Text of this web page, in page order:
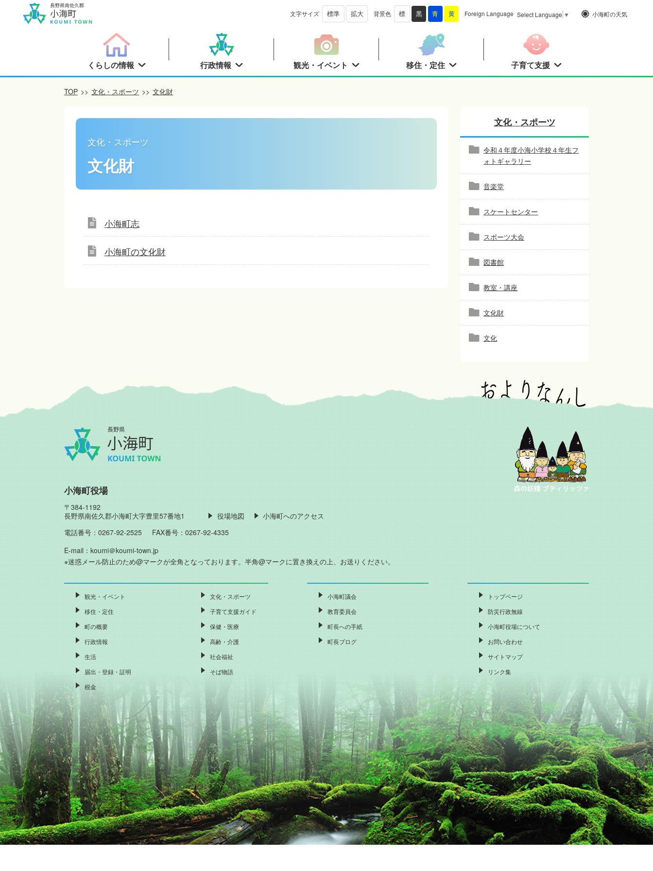
文字サイズ 標準 拡大 背景色 標 黒 青 黄 Foreign Language Select Language ▼ 小海町の天気
くらしの情報 行政情報 観光・イベント 移住・定住 子育て支援
TOP >> 文化・スポーツ >> 文化財
文化・スポーツ
文化財
小海町志
小海町の文化財
文化・スポーツ
令和４年度小海小学校４年生フ
ォトギャラリー
音楽堂
スケートセンター
スポーツ大会
図書館
教室・講座
文化財
文化
小海町役場
〒384-1192
長野県南佐久郡小海町大字豊里57番地1
役場地図
小海町へのアクセス
電話番号：0267-92-2525
FAX番号：0267-92-4335
E-mail：koumi＠koumi-town.jp
※迷惑メール防止のため@マークが全角となっております。半角@マークに置き換えの上、お送りください。
観光・イベント
移住・定住
町の概要
行政情報
生活
届出・登録・証明
税金
文化・スポーツ
子育て支援ガイド
保健・医療
高齢・介護
社会福祉
そば物語
小海町議会
教育委員会
町長への手紙
町長ブログ
トップページ
防災行政無線
小海町役場について
お問い合わせ
サイトマップ
リンク集